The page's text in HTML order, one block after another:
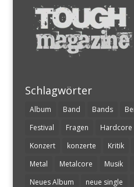
Schlagwörter
Album Band Bands
Festival
Fragen Hardcore
Konzert
konzerte Kritik
Metal
Metalcore Musik
Neues Album
neue single